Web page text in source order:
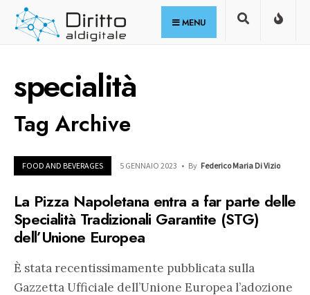
Skip
MENU
specialità
Tag Archive
FOOD AND BEVERAGES 5 GENNAIO 2023 • By Federico Maria Di Vizio
La Pizza Napoletana entra a far parte delle
Specialità Tradizionali Garantite (STG)
dell’Unione Europea
È stata recentissimamente pubblicata sulla
Gazzetta Ufficiale dell’Unione Europea l’adozione